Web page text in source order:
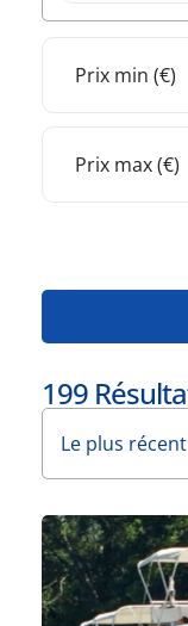
199
Le plus récent